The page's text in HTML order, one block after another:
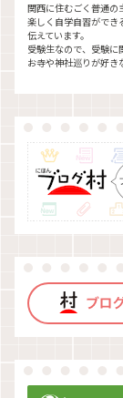
関西に住むごく普通の
楽しく自学自習ができ
伝えています。
受験生なので、受験に
お寺や神社巡りが好き